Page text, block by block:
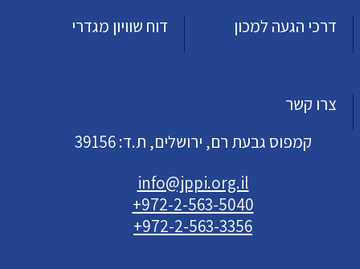
דרכי הגעה למכון דוח שוויון מגדרי
צרו קשר
קמפוס גבעת רם, ירושלים, ת.ד: 39156
info@jppi.org.il
+972-2-563-5040
+972-2-563-3356